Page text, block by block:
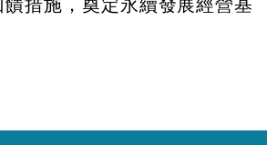
措施，奠定永續發展經營基